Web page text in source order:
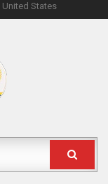
United States